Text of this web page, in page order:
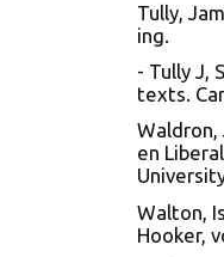
Tully,
ing.
- Tully J,
texts.
Waldron,
en
Walton,
Hooker,